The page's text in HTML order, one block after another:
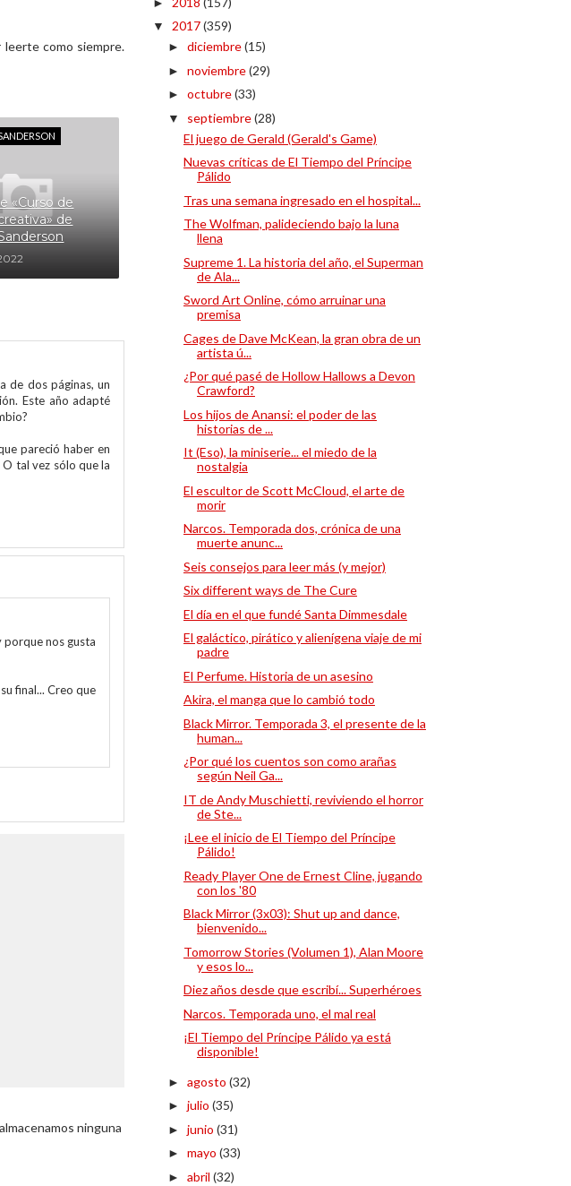
leerte como siempre.
«Curso de
de
de dos páginas, un
Este año adapté
pareció haber en
tal vez sólo que la
nos gusta
final... Creo que
ninguna
▼ 2017(359)
► diciembre(15)
► noviembre(29)
► octubre(33)
▼ septiembre(28)
El juego de Gerald (Gerald's Game)
Nuevas críticas de El Tiempo del Príncipe
Pálido
Tras una semana ingresado en el hospital...
The Wolfman, palideciendo bajo la luna
llena
Supreme 1. La historia del año, el Superman
de Ala...
Sword Art Online, cómo arruinar una
premisa
Cages de Dave McKean, la gran obra de un
artista ú...
¿Por qué pasé de Hollow Hallows a Devon
Crawford?
Los hijos de Anansi: el poder de las
historias de ...
It (Eso), la miniserie... el miedo de la
nostalgia
El escultor de Scott McCloud, el arte de
morir
Narcos. Temporada dos, crónica de una
muerte anunc...
Seis consejos para leer más (y mejor)
Six different ways de The Cure
El día en el que fundé Santa Dimmesdale
El galáctico, pirático y alienígena viaje de mi
padre
El Perfume. Historia de un asesino
Akira, el manga que lo cambió todo
Black Mirror. Temporada 3, el presente de la
human...
¿Por qué los cuentos son como arañas
según Neil Ga...
IT de Andy Muschietti, reviviendo el horror
de Ste...
¡Lee el inicio de El Tiempo del Príncipe
Pálido!
Ready Player One de Ernest Cline, jugando
con los '80
Black Mirror (3x03): Shut up and dance,
bienvenido...
Tomorrow Stories (Volumen 1), Alan Moore
y esos lo...
Diez años desde que escribí... Superhéroes
Narcos. Temporada uno, el mal real
¡El Tiempo del Príncipe Pálido ya está
disponible!
► agosto (32)
► julio (35)
► junio (31)
► mayo (33)
► abril (32)